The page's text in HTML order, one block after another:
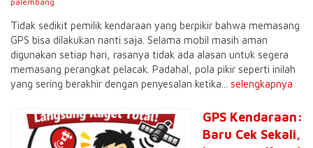
Tidak sedikit pemilik kendaraan yang berpikir bahwa memasang
GPS bisa dilakukan nanti saja. Selama mobil masih aman
digunakan setiap hari, rasanya tidak ada alasan untuk segera
memasang perangkat pelacak. Padahal, pola pikir seperti inilah
yang sering berakhir dengan penyesalan ketika... selengkapnya
GPS Kendaraan:
Baru Cek Sekali,